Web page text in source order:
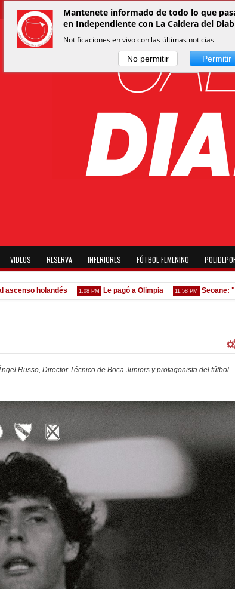
VIDEOS RESERVA INFERIORES FÚTBOL FEMENINO
holandés 1:08 PM Le pagó a Olimpia 11:58 PM Seoane:
Russo, Director Técnico de Boca Juniors y protagonista del fútbol
Mantenete informado de todo lo que
en Independiente con La Caldera del
Notificaciones en vivo con las últimas noticias
No permitir Permitir